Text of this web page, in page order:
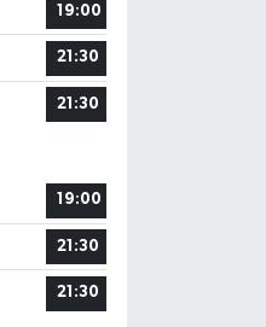
19:00
21:30
21:30
19:00
21:30
21:30